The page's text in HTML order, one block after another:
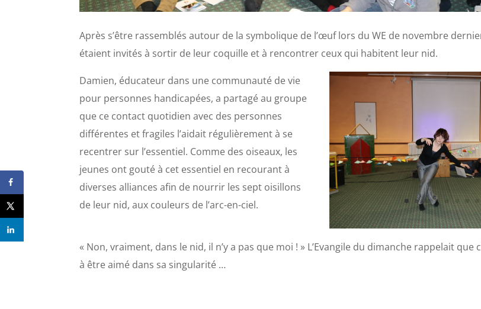
Après s’être rassemblés autour de la symbolique de l’œuf lors du WE de novembre
étaient invités à sortir de leur coquille et à rencontrer ceux qui habitent leur nid.
Damien, éducateur dans une communauté de vie
pour personnes handicapées, a partagé au groupe
que ce contact quotidien avec des personnes
différentes et fragiles l’aidait régulièrement à se
recentrer sur l’essentiel. Comme des oiseaux, les
jeunes ont gouté à cet essentiel en recourant à
diverses alliances afin de nourrir les sept oisillons
de leur nid, aux couleurs de l’arc-en-ciel.
« Non, vraiment, dans le nid, il n’y a pas que moi ! » L’Evangile du dimanche rappelait
à être aimé dans sa singularité …